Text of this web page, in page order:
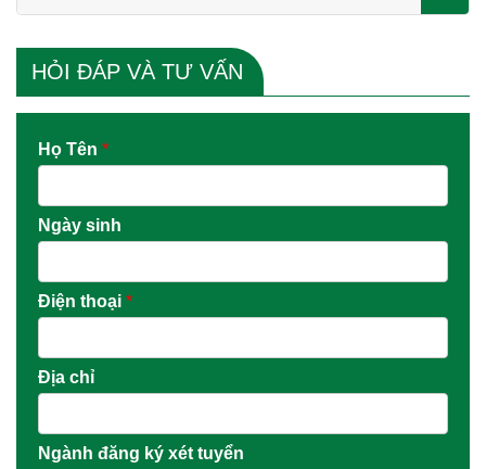
HỎI ĐÁP VÀ TƯ VẤN
Họ Tên *
Ngày sinh
Điện thoại *
Địa chỉ
Ngành đăng ký xét tuyển